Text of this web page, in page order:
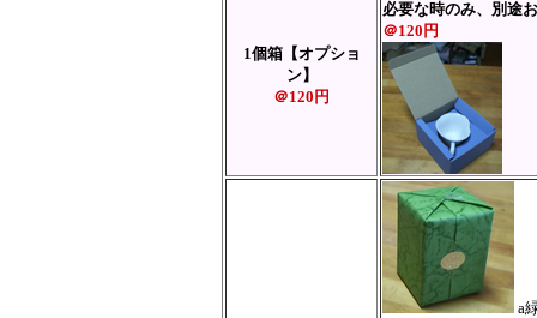
1個箱【オプショ
ン】
＠120円
必要な時のみ、別途
＠120円
a